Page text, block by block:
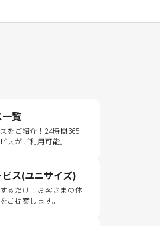
覧
をご紹介！24時間365
スがご利用可能。
ス(ユニサイズ)
るだけ！お客さまの体
ご提案します。